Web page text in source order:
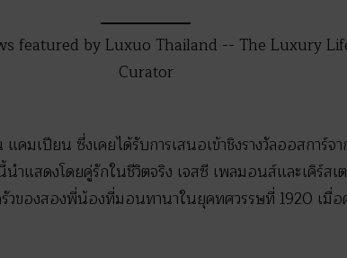
มเปียน ซึ่งเคยได้รับการเสนอเข้าชิงรางวัลออสการ์
แสดงโดยคู่รักในชีวิตจริง เจสซี เพลมอนส์และเคิร์สเ
วของสองพี่น้องที่มอนทานาในยุคทศวรรษที่ 1920 เมื่